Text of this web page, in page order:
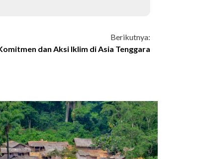
Berikutnya:
dan Aksi Iklim di Asia Tenggara